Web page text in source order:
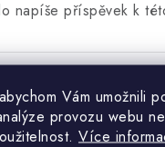
Vám umožnili
provozu webu
Více
napíše příspěvek k